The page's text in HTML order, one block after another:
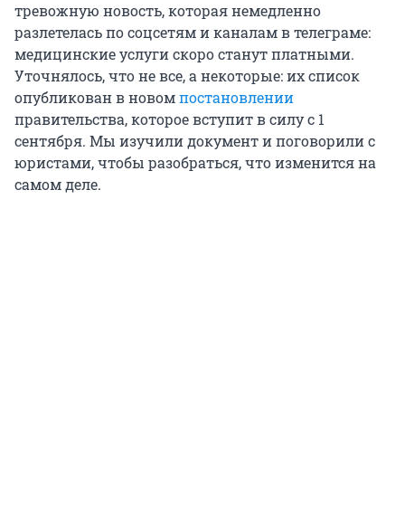
тревожную новость, которая немедленно
разлетелась по соцсетям и каналам в телеграме:
медицинские услуги скоро станут платными.
Уточнялось, что не все, а некоторые: их список
опубликован в новомпостановлении
правительства, которое вступит в силу с 1
сентября. Мы изучили документ и поговорили с
юристами, чтобы разобраться, что изменится на
самом деле.